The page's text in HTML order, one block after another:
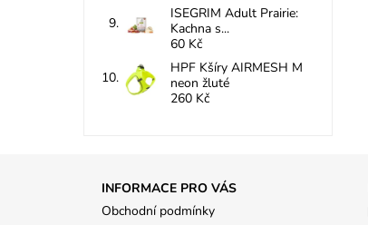
ISEGRIM Adult Prairie:
Kachna s...
60 Kč
HPF Kšíry AIRMESH M
neon žluté
260 Kč
INFORMACE PRO VÁS
Obchodní podmínky